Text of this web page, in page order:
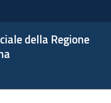
della Regione